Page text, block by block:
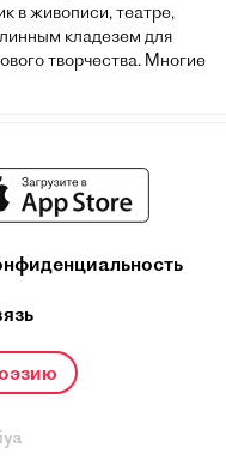
в живописи, театре,
кладезем для
творчества. Многие